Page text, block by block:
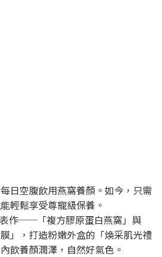
日空腹飲用燕窩養顏。如今，只需
輕鬆享受尊寵級保養。
作──「複方膠原蛋白燕窩」與
」，打造粉嫩外盒的「煥采肌光禮
飲養顏潤澤，自然好氣色。